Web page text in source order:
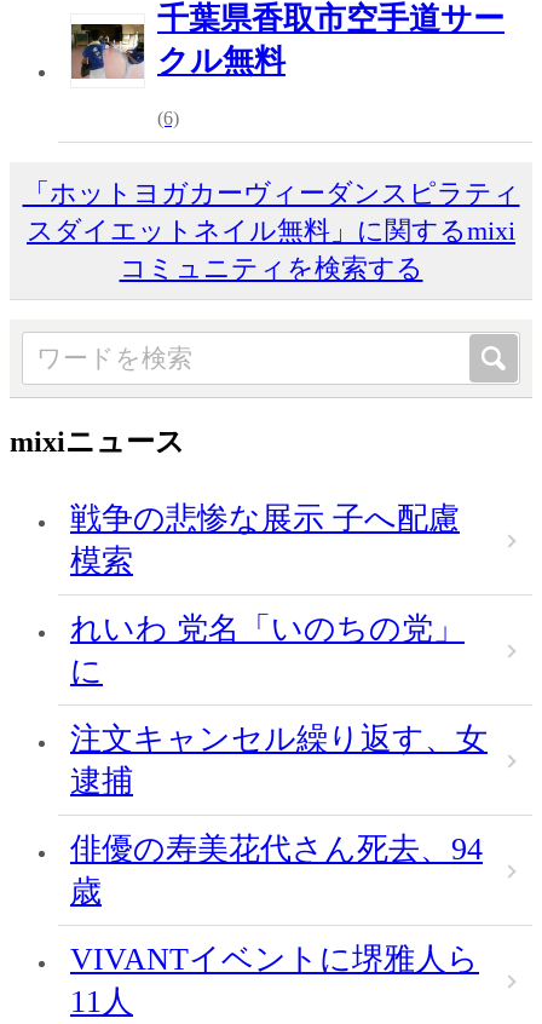
千葉県香取市空手道サー
クル無料
(6)
「ホットヨガカーヴィーダンスピラティ
スダイエットネイル無料」に関するmixi
コミュニティを検索する
mixiニュース
戦争の悲惨な展示 子へ配慮
模索
れいわ 党名「いのちの党」
に
注文キャンセル繰り返す、女
逮捕
俳優の寿美花代さん死去、94
歳
VIVANTイベントに堺雅人ら
11人